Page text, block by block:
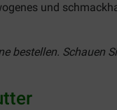
und
bestellen. Schauen